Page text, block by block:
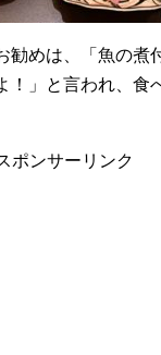
勧めは、「魚の煮
！」と言われ、食
ポンサーリンク